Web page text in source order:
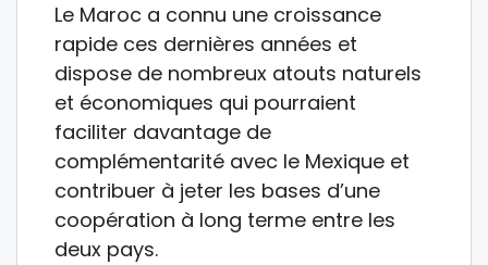
Le Maroc a connu une croissance
rapide ces dernières années et
dispose de nombreux atouts naturels
et économiques qui pourraient
faciliter davantage de
complémentarité avec le Mexique et
contribuer à jeter les bases d’une
coopération à long terme entre les
deux pays.